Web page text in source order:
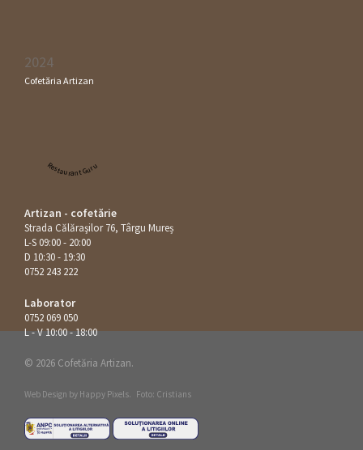
2024
Cofetăria Artizan
Restaurant Guru
Artizan - cofetărie
Strada Călăraşilor 76, Târgu Mureș
L-S 09:00 - 20:00
D 10:30 - 19:30
0752 243 222
Laborator
0752 069 050
L - V 10:00 - 18:00
© 2026 Cofetăria Artizan.
Web Design by Happy Pixels. Foto: Cristians